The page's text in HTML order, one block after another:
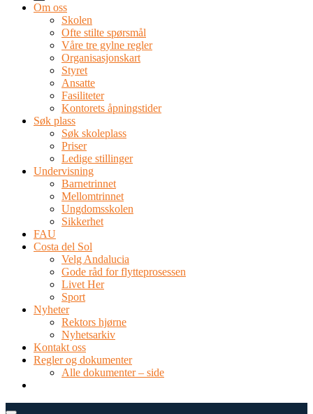
Om oss
Skolen
Ofte stilte spørsmål
Våre tre gylne regler
Organisasjonskart
Styret
Ansatte
Fasiliteter
Kontorets åpningstider
Søk plass
Søk skoleplass
Priser
Ledige stillinger
Undervisning
Barnetrinnet
Mellomtrinnet
Ungdomsskolen
Sikkerhet
FAU
Costa del Sol
Velg Andalucia
Gode råd for flytteprosessen
Livet Her
Sport
Nyheter
Rektors hjørne
Nyhetsarkiv
Kontakt oss
Regler og dokumenter
Alle dokumenter – side